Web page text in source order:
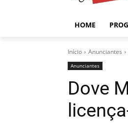
HOME
Início Anunciantes
Anunciantes
Dove